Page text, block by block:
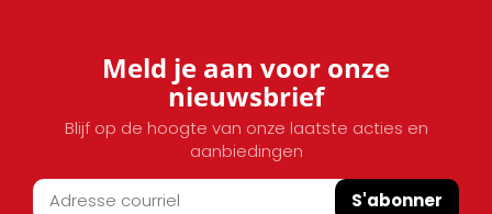
Meld je aan voor onze
nieuwsbrief
Blijf op de hoogte van onze laatste acties en
aanbiedingen
S'abonner